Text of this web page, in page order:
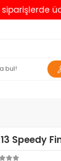
Speedy